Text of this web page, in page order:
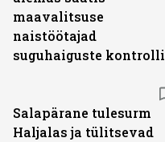
maavalitsuse
naistöötajad
suguhaiguste kontrolli
Salapärane tulesurm
Haljalas ja tülitsevad